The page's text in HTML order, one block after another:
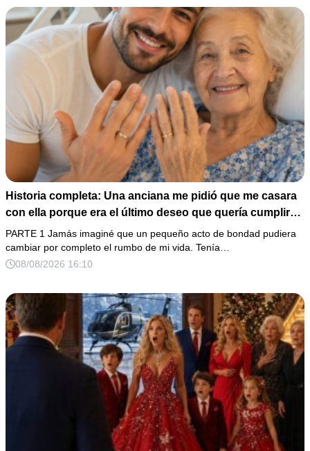
Historia completa: Una anciana me pidió que me casara
con ella porque era el último deseo que quería cumplir
antes de morir. Después de su fallecimiento, su abogado
puso en mis manos una vieja bolsa de hospital que
había conservado durante años y me dijo: «Ella te eligió
PARTE 1 Jamás imaginé que un pequeño acto de bondad pudiera
cambiar por completo el rumbo de mi vida. Tenía…
08/08/2026 16:10